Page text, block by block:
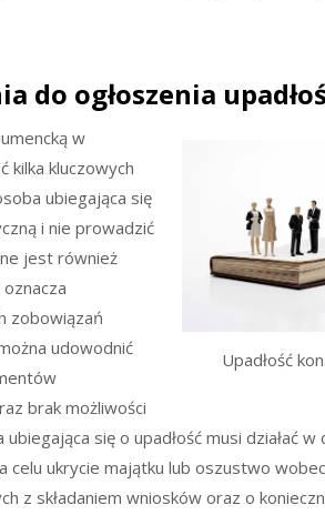
do ogłoszenia
Upadłość
w
kilka kluczowych
ubiegająca się
i nie prowadzić
jest również
zobowiązań
udowodnić
brak możliwości
się o upadłość musi działać
celu ukrycie majątku lub oszustwo
z składaniem wniosków oraz o